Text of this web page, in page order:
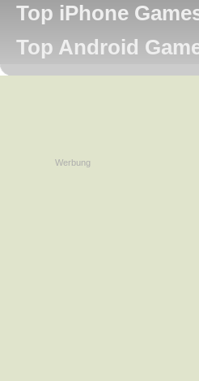
Top iPhone
Top Android
Werbung